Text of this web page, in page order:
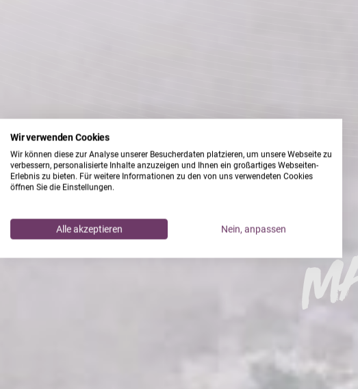
Wir verwenden Cookies
Wir können diese zur Analyse unserer Besucherdaten platzieren, um unsere Webseite zu
verbessern, personalisierte Inhalte anzuzeigen und Ihnen ein großartiges Webseiten-
Erlebnis zu bieten. Für weitere Informationen zu den von uns verwendeten Cookies
öffnen Sie die Einstellungen.
Alle akzeptieren Nein, anpassen